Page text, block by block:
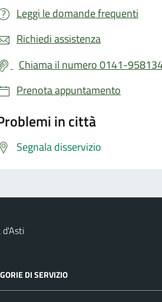
Leggi le domande frequenti
Richiedi assistenza
Chiama il numero 0141-
Prenota appuntamento
in città
Segnala disservizio
d'Asti
DI SERVIZIO